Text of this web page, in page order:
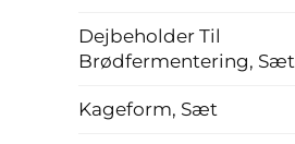
Dejbeholder Til
Brødfermentering, Sæt
Kageform, Sæt